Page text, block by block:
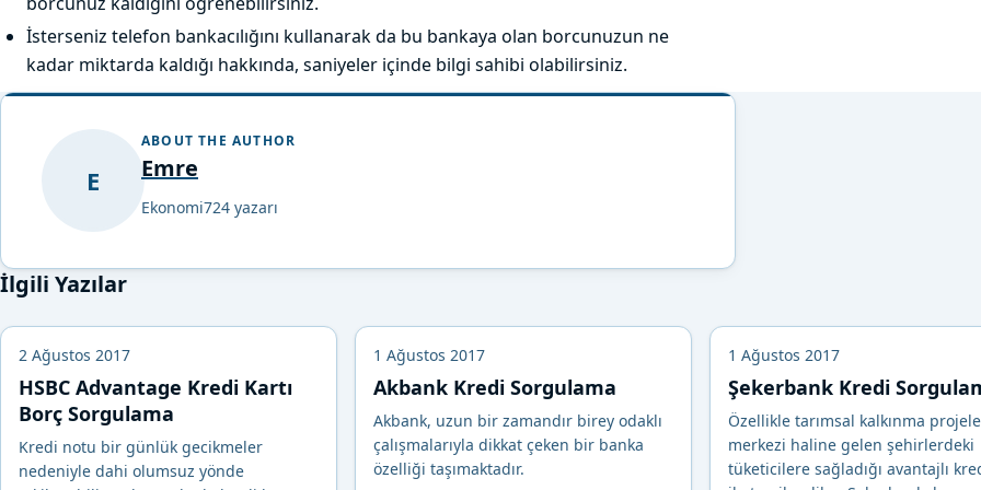
İsterseniz telefon bankacılığını kullanarak da bu bankaya olan borcunuzun ne
kadar miktarda kaldığı hakkında, saniyeler içinde bilgi sahibi olabilirsiniz.
E
ABOUT THE AUTHOR
Emre
Ekonomi724 yazarı
İlgili Yazılar
2 Ağustos 2017
HSBC Advantage Kredi Kartı
Borç Sorgulama
Kredi notu bir günlük gecikmeler
nedeniyle dahi olumsuz yönde
1 Ağustos 2017
Akbank Kredi Sorgulama
Akbank, uzun bir zamandır birey odaklı
çalışmalarıyla dikkat çeken bir banka
özelliği taşımaktadır.
1 Ağustos 2017
Şekerbank Kredi
Özellikle tarımsal kalkınma
merkezi haline gelen şehirlerdeki
tüketicilere sağladığı avantajlı